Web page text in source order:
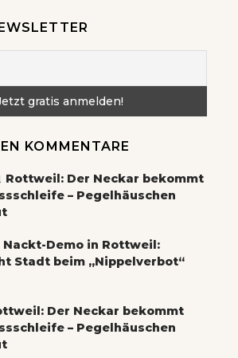
KOMMENTARE
Rottweil: Der Neckar bekommt
– Pegelhäuschen
Nackt-Demo in Rottweil:
Stadt beim „Nippelverbot“
Der Neckar bekommt
– Pegelhäuschen